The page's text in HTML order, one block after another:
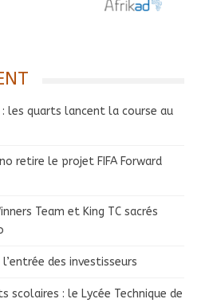
: les quarts lancent la course au
retire le projet FIFA Forward
Team et King TC sacrés
l’entrée des investisseurs
scolaires : le Lycée Technique de